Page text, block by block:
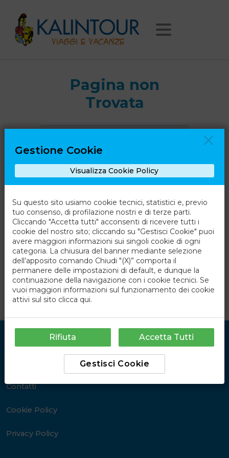
Pagina non
Trovata
cercando non esiste.
Link Utili
Contatti
Cookie Policy
Privacy Policy
Gestione Cookie
Visualizza Cookie Policy
Su questo sito usiamo cookie tecnici, statistici e, previo
tuo consenso, di profilazione nostri e di terze parti.
Cliccando "Accetta tutti" acconsenti di ricevere tutti i
cookie del nostro sito; cliccando su "Gestisci Cookie" puoi
avere maggiori informazioni sui singoli cookie di ogni
categoria. La chiusura del banner mediante selezione
dell’apposito comando Chiudi "(X)” comporta il
permanere delle impostazioni di default, e dunque la
continuazione della navigazione con i cookie tecnici. Se
vuoi maggiori informazioni sul funzionamento dei cookie
attivi sul sito clicca qui.
Gestisci Cookie
Rifiuta Accetta Tutti